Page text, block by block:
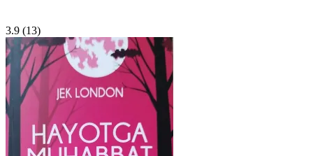
3.9 (13)